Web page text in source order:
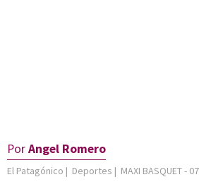
PorAngel Romero
El Patagónico | Deportes | MAXI BASQUET-